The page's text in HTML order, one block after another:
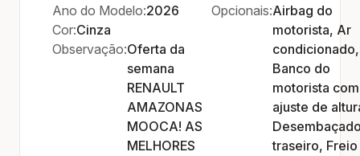
Ano do Modelo:2026
Cor:Cinza
Observação:Oferta da
semana
RENAULT
AMAZONAS
MOOCA! AS
MELHORES
Opcionais:Airbag do
motorista, Ar
condicionado,
Banco do
motorista com
ajuste de
traseiro, Freio